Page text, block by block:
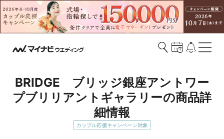
BRIDGE　ブリッジ銀座アントワー
プブリリアントギャラリーの商品詳
細情報
カップル応援キャンペーン対象